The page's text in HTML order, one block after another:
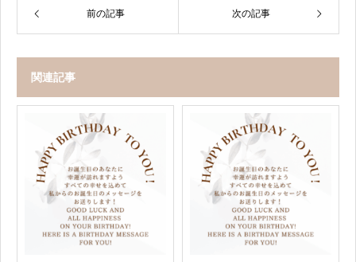
前の記事 次の記事
関連記事